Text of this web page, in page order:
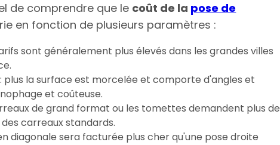
de comprendre que le coût de la pose de
en fonction de plusieurs paramètres :
sont généralement plus élevés dans les grandes villes
plus la surface est morcelée et comporte d'angles et
et coûteuse.
de grand format ou les tomettes demandent plus de
carreaux standards.
diagonale sera facturée plus cher qu'une pose droite